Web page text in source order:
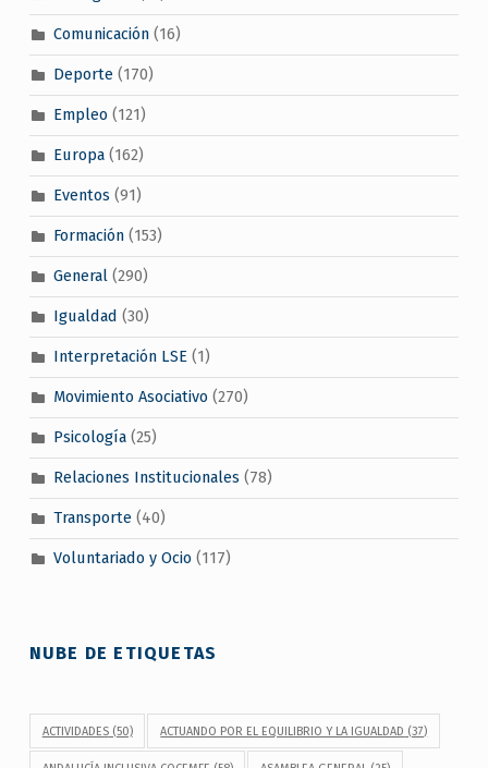
Comunicación(16)
Deporte(170)
Empleo (121)
Europa(162)
Eventos (91)
Formación(153)
General(290)
Igualdad (30)
Interpretación LSE(1)
Movimiento Asociativo (270)
Psicología(25)
Relaciones Institucionales (78)
Transporte(40)
Voluntariado y Ocio (117)
NUBE DE ETIQUETAS
ACTIVIDADES(50) ACTUANDO POR EL EQUILIBRIO Y LA IGUALDAD (37)